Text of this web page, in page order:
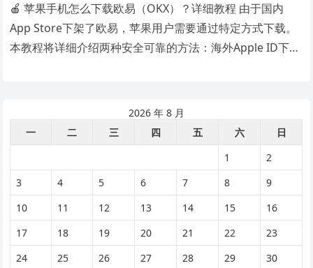
🍎 苹果手机怎么下载欧易（OKX）？详细教程 由于国内
App Store下架了欧易，苹果用户需要通过特定方式下载。
本教程将详细介绍两种安全可靠的方法：海外Apple ID下载
2026 年 8 月
一
二 三 四 五 六
日
1
2
3
4 5 6 7 8
9
10
11 12 13 14 15
16
17
18 19 20 21 22
23
24
25 26 27 28 29
30